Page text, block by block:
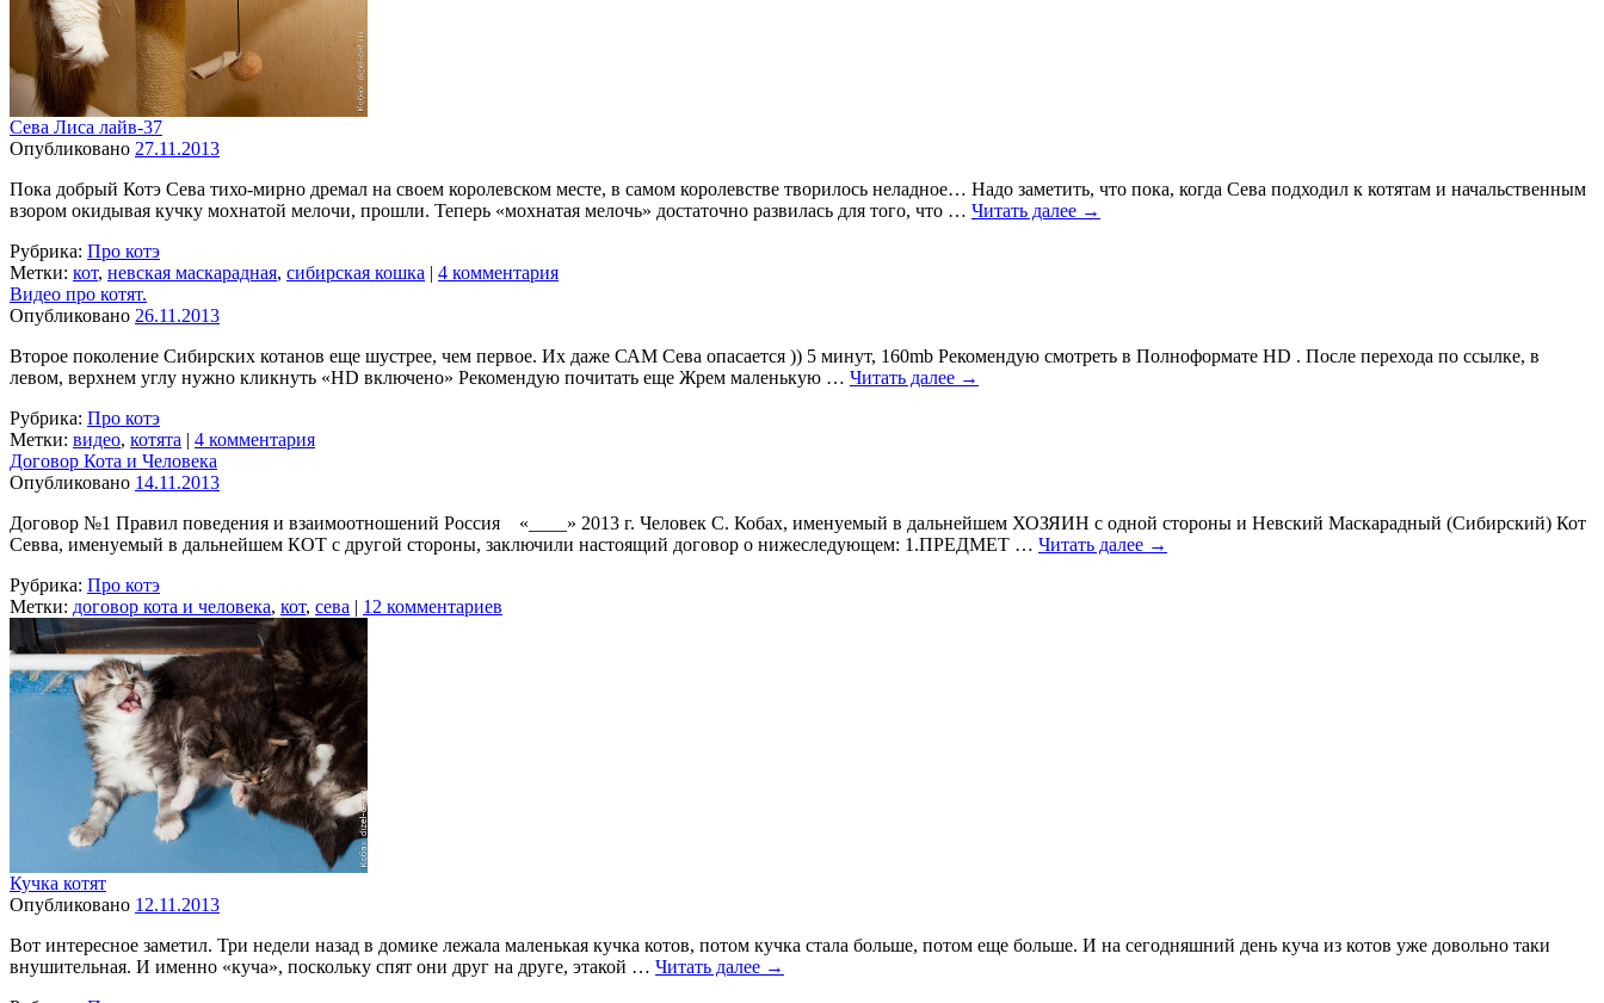
Сева Лиса лайв-37
Опубликовано 27.11.2013
Пока добрый Котэ Сева тихо-мирно дремал на своем королевском месте, в самом королевстве творилось неладное… Надо заметить, что пока, когда Сева подходил к котятам и начальственным
взором окидывая кучку мохнатой мелочи, прошли. Теперь «мохнатая мелочь» достаточно развилась для того, что … Читать далее →
Рубрика: Про котэ
Метки: кот, невская маскарадная, сибирская кошка | 4 комментария
Видео про котят.
Опубликовано 26.11.2013
Второе поколение Сибирских котанов еще шустрее, чем первое. Их даже САМ Сева опасается )) 5 минут, 160mb Рекомендую смотреть в Полноформате HD . После перехода по ссылке, в
левом, верхнем углу нужно кликнуть «HD включено» Рекомендую почитать еще Жрем маленькую … Читать далее →
Рубрика: Про котэ
Метки: видео, котята | 4 комментария
Договор Кота и Человека
Опубликовано 14.11.2013
Договор №1 Правил поведения и взаимоотношений Россия «____» 2013 г. Человек С. Кобах, именуемый в дальнейшем ХОЗЯИН с одной стороны и Невский Маскарадный (Сибирский) Кот
Севва, именуемый в дальнейшем КОТ с другой стороны, заключили настоящий договор о нижеследующем: 1.ПРЕДМЕТ … Читать далее →
Рубрика: Про котэ
Метки: договор кота и человека, кот, сева | 12 комментариев
Кучка котят
Опубликовано 12.11.2013
Вот интересное заметил. Три недели назад в домике лежала маленькая кучка котов, потом кучка стала больше, потом еще больше. И на сегодняшний день куча из котов уже довольно таки
внушительная. И именно «куча», поскольку спят они друг на друге, этакой … Читать далее →